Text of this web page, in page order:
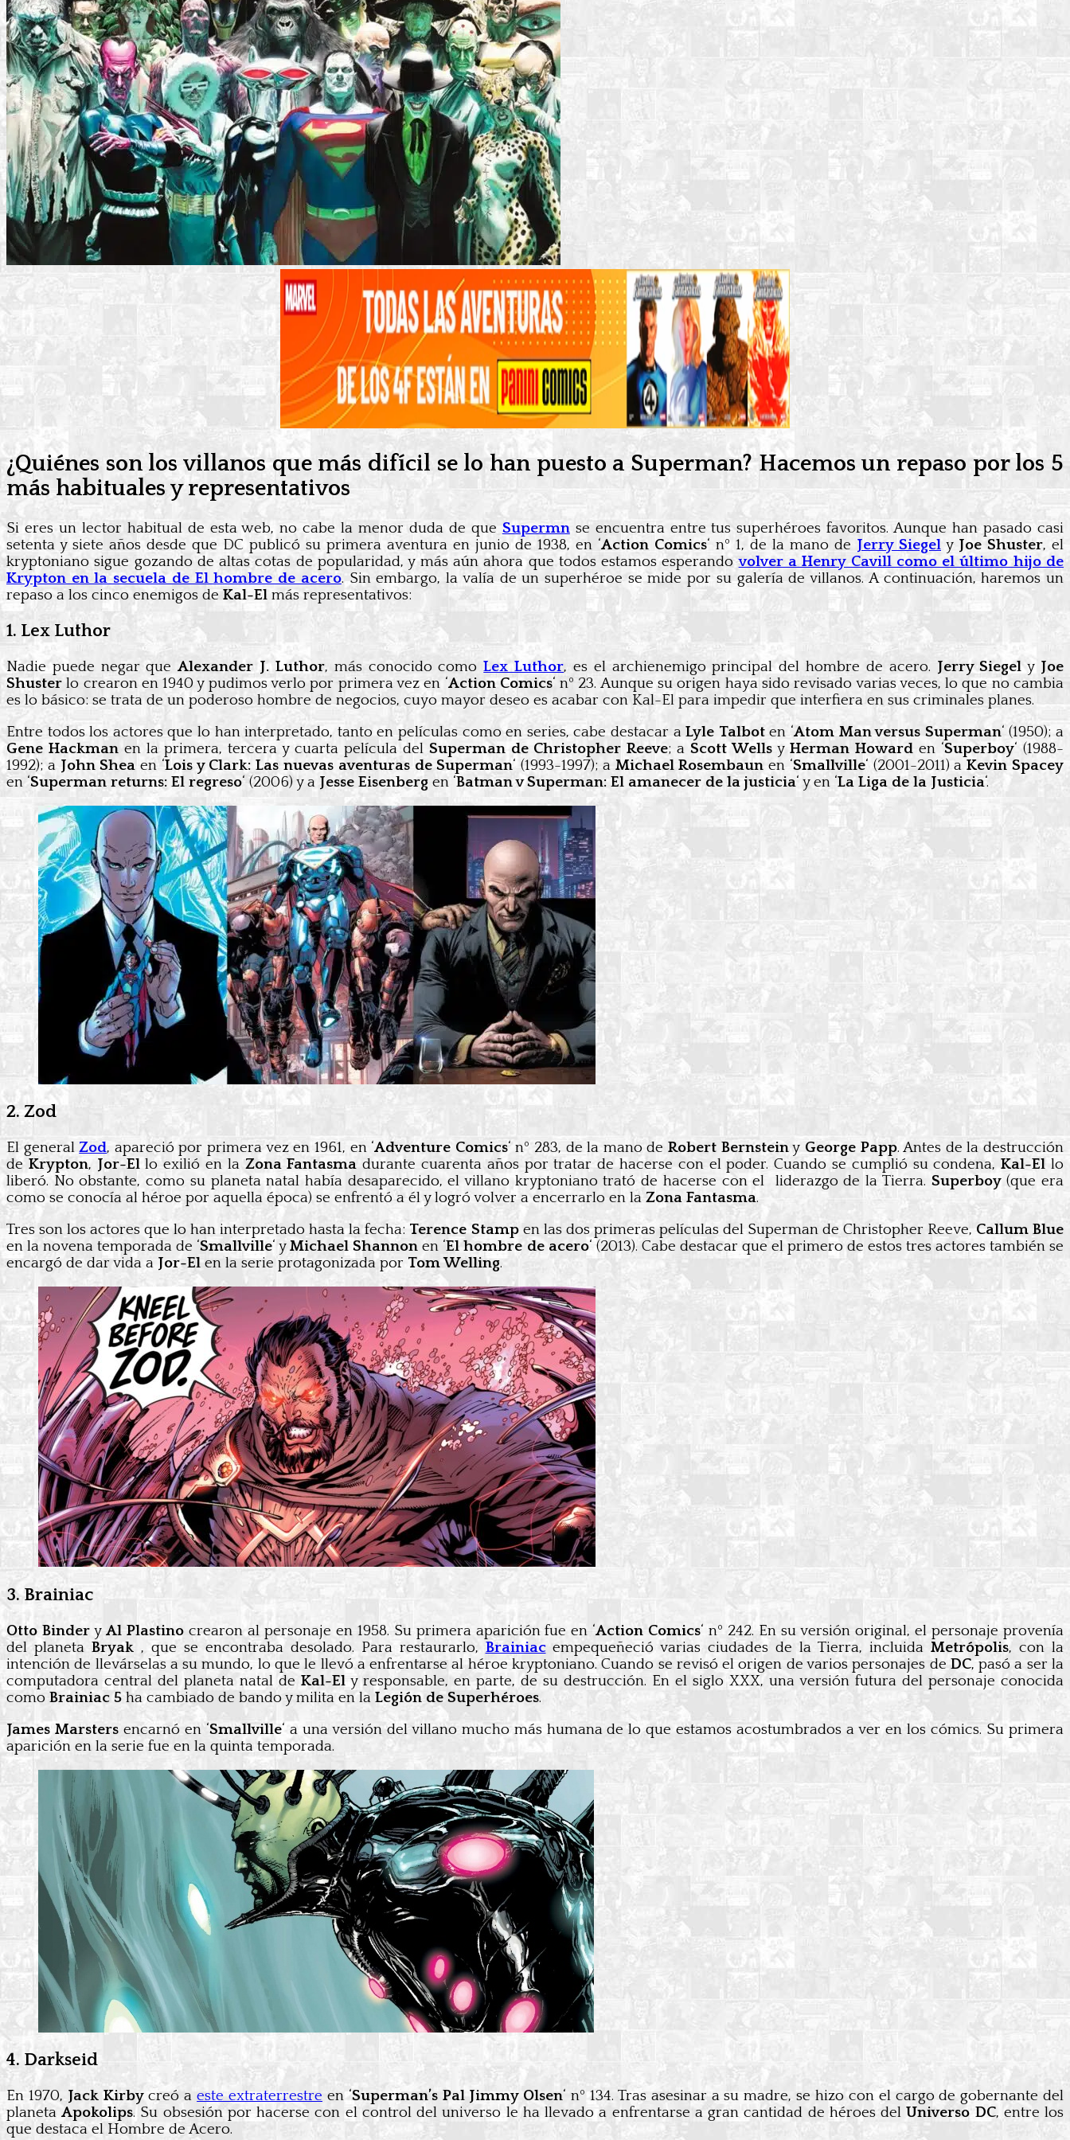
¿Quiénes son los villanos que más difícil se lo han puesto a Superman? Hacemos un repaso por los 5
más habituales y representativos
Si eres un lector habitual de esta web, no cabe la menor duda de que Supermnse encuentra entre tus superhéroes favoritos. Aunque han pasado casi
setenta y siete años desde que DC publicó su primera aventura en junio de 1938, en ‘Action Comics‘ nº 1, de la mano de Jerry Siegel y Joe Shuster, el
kryptoniano sigue gozando de altas cotas de popularidad, y más aún ahora que todos estamos esperandovolver a Henry Cavill como el último hijo de
Krypton en la secuela de El hombre de acero. Sin embargo, la valía de un superhéroe se mide por su galería de villanos. A continuación, haremos un
repaso a los cinco enemigos deKal-El más representativos:
1. Lex Luthor
Nadie puede negar queAlexander J. Luthor, más conocido comoLex Luthor, es el archienemigo principal del hombre de acero. Jerry Siegely Joe
Shuster lo crearon en 1940 y pudimos verlo por primera vez en ‘Action Comics‘ nº 23. Aunque su origen haya sido revisado varias veces, lo que no cambia
es lo básico: se trata de un poderoso hombre de negocios, cuyo mayor deseo es acabar con Kal-El para impedir que interfiera en sus criminales planes.
Entre todos los actores que lo han interpretado, tanto en películas como en series, cabe destacar aLyle Talboten ‘Atom Man versus Superman‘ (1950); a
Gene Hackmanen la primera, tercera y cuarta película del Superman de Christopher Reeve; a Scott Wells yHerman Howard en ‘Superboy‘ (1988-
1992); a John Shea en ‘Lois y Clark: Las nuevas aventuras de Superman‘ (1993-1997); a Michael Rosembaun en ‘Smallville‘ (2001-2011) aKevin Spacey
en ‘Superman returns: El regreso‘ (2006) y a Jesse Eisenberg en ‘Batman v Superman: El amanecer de la justicia‘ y en ‘La Liga de la Justicia‘.
2. Zod
El generalZod, apareció por primera vez en 1961, en ‘Adventure Comics‘ nº 283, de la mano deRobert Bernsteiny George Papp. Antes de la destrucción
de Krypton, Jor-Ello exilió en la Zona Fantasma durante cuarenta años por tratar de hacerse con el poder. Cuando se cumplió su condena, Kal-El lo
liberó. No obstante, como su planeta natal había desaparecido, el villano kryptoniano trató de hacerse con el liderazgo de la Tierra. Superboy(que era
como se conocía al héroe por aquella época) se enfrentó a él y logró volver a encerrarlo en la Zona Fantasma.
Tres son los actores que lo han interpretado hasta la fecha: Terence Stampen las dos primeras películas del Superman de Christopher Reeve, Callum Blue
en la novena temporada de ‘Smallville‘ yMichael Shannon en ‘El hombre de acero‘ (2013). Cabe destacar que el primero de estos tres actores también se
encargó de dar vida a Jor-El en la serie protagonizada por Tom Welling.
3. Brainiac
Otto Bindery Al Plastinocrearon al personaje en 1958. Su primera aparición fue en ‘Action Comics‘ nº 242. En su versión original, el personaje provenía
del planeta Bryak, que se encontraba desolado. Para restaurarlo, Brainiacempequeñeció varias ciudades de la Tierra, incluidaMetrópolis, con la
intención de llevárselas a su mundo, lo que le llevó a enfrentarse al héroe kryptoniano. Cuando se revisó el origen de varios personajes de DC, pasó a ser la
computadora central del planeta natal de Kal-El y responsable, en parte, de su destrucción. En el siglo XXX, una versión futura del personaje conocida
como Brainiac 5 ha cambiado de bando y milita en la Legión de Superhéroes.
James Marsters encarnó en ‘Smallville‘ a una versión del villano mucho más humana de lo que estamos acostumbrados a ver en los cómics. Su primera
aparición en la serie fue en la quinta temporada.
4. Darkseid
En 1970, Jack Kirbycreó aeste extraterrestre en ‘Superman’s Pal Jimmy Olsen‘ nº 134. Tras asesinar a su madre, se hizo con el cargo de gobernante del
planetaApokolips. Su obsesión por hacerse con el control del universo le ha llevado a enfrentarse a gran cantidad de héroes delUniverso DC, entre los
que destaca el Hombre de Acero.